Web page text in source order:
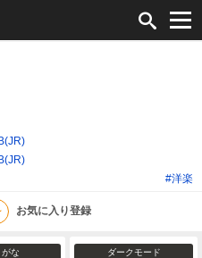
#洋楽
お気に入り登録
がな ダークモード